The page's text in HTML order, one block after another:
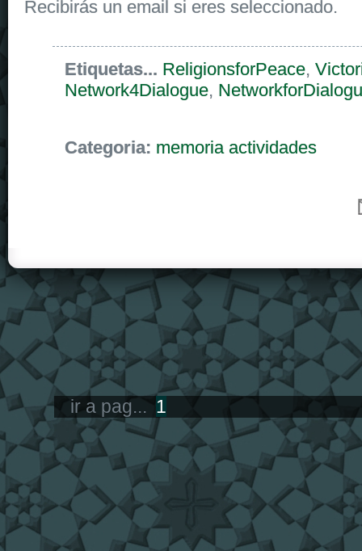
Recibirás un email si eres seleccionado.
Etiquetas... ReligionsforPeace,
Network4Dialogue,
Categoria: memoria actividades
ir a pag... 1